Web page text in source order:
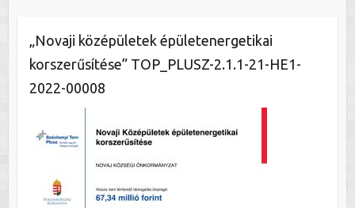
„Novaji középületek épületenergetikai
korszerűsítése” TOP_PLUSZ-2.1.1-21-HE1-
2022-00008